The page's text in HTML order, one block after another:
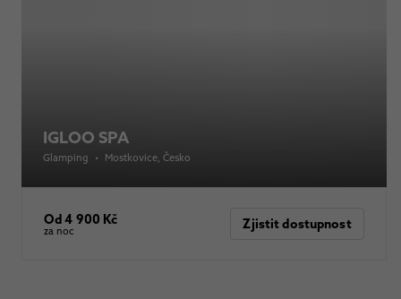
IGLOO SPA
Glamping • Mostkovice , Česko
Od 4 900 Kč
za noc Zjistit dostupnost